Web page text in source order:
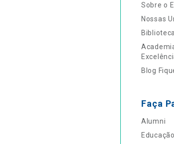
Sobre o
Nossas
Biblioteca
Blog
Faça
Alumni